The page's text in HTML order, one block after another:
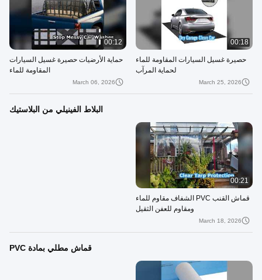
00:18
حصيرة غسيل السيارات المقاومة للماء
لحماية المرآب
March 25, 2026
00:12
حماية الأرضيات حصيرة غسيل السيارات
المقاومة للماء
March 06, 2026
البلاط الفينيلي من البلاستيك
00:21
قماش القنب PVC الشفاف مقاوم للماء
ومقاوم للعفن الثقيل
March 18, 2026
قماش مطلي بمادة PVC